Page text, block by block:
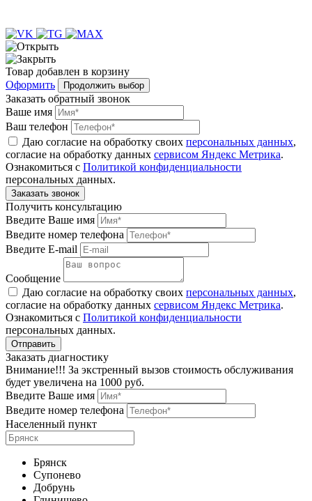
Товар добавлен в корзину
Оформить
Продолжить выбор
Заказать обратный звонок
Ваше имя
Ваш телефон
Даю согласие на обработку своих персональных данных,
согласие на обработку данных сервисом Яндекс Метрика.
Ознакомиться с Политикой конфиденциальности
персональных данных.
Получить консультацию
Введите Ваше имя
Введите номер телефона
Введите E-mail
Сообщение
Даю согласие на обработку своих персональных данных,
согласие на обработку данных сервисом Яндекс Метрика.
Ознакомиться с Политикой конфиденциальности
персональных данных.
Заказать диагностику
Внимание!!! За экстренный вызов стоимость обслуживания
будет увеличена на 1000 руб.
Введите Ваше имя
Введите номер телефона
Населенный пункт
Брянск
Супонево
Добрунь